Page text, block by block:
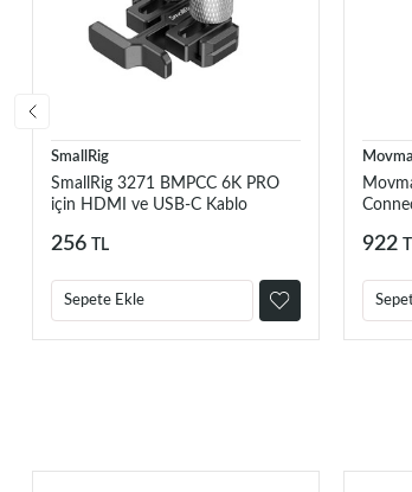
SmallRig
SmallRig 3271 BMPCC 6K PRO
için HDMI ve USB-C Kablo
256 TL
Sepete Ekle
922